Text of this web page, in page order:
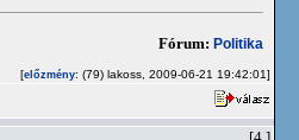
Fórum: Politika
[előzmény: (79) lakoss, 2009-06-21 19:42:01]